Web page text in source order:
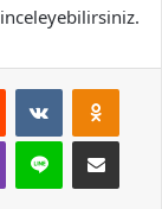
Reddit VKontakte
Viber Line E-Posta ile